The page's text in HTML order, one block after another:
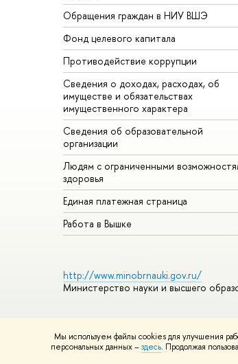
Мы используем файлы cookies для улучшения
персональных данных –здесь. Продолжая
Обращения граждан в НИУ ВШЭ
Фонд целевого капитала
Противодействие коррупции
Сведения о доходах, расходах, об
имуществе и обязательствах
имущественного характера
Сведения об образовательной
организации
Людям с ограниченными
здоровья
Единая платежная страница
Работа в Вышке
http://www.minobrnauki.gov.ru/
Министерство науки и высшего
© НИУ ВШЭ 1993–2026 Адреса и контакты
Шрифты HSE Sans и HSE Slab разработаны в